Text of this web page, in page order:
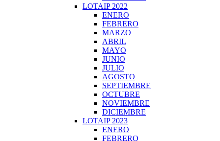
LOTAIP 2022
ENERO
FEBRERO
MARZO
ABRIL
MAYO
JUNIO
JULIO
AGOSTO
SEPTIEMBRE
OCTUBRE
NOVIEMBRE
DICIEMBRE
LOTAIP 2023
ENERO
FEBRERO